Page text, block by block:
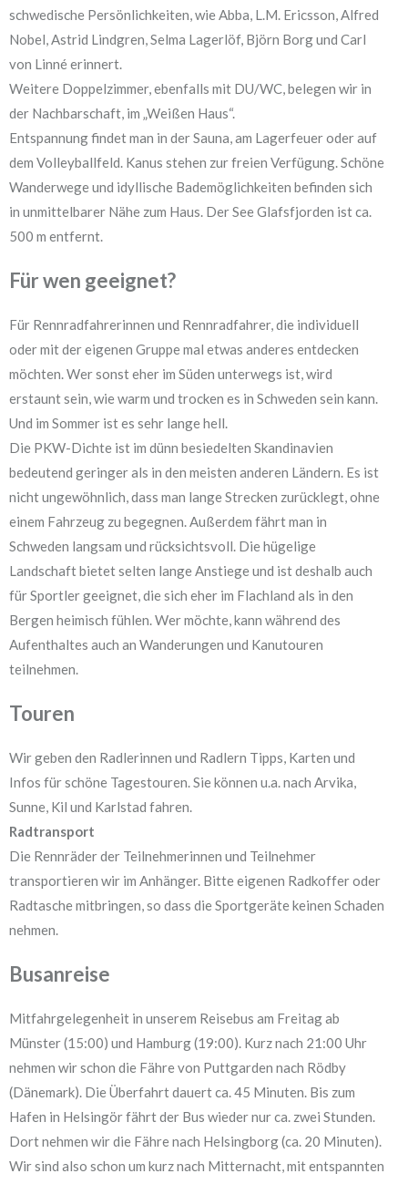
schwedische Persönlichkeiten, wie Abba, L.M. Ericsson, Alfred
Nobel, Astrid Lindgren, Selma Lagerlöf, Björn Borg und Carl
von Linné erinnert.
Weitere Doppelzimmer, ebenfalls mit DU/WC, belegen wir in
der Nachbarschaft, im „Weißen Haus“.
Entspannung findet man in der Sauna, am Lagerfeuer oder auf
dem Volleyballfeld. Kanus stehen zur freien Verfügung. Schöne
Wanderwege und idyllische Bademöglichkeiten befinden sich
in unmittelbarer Nähe zum Haus. Der See Glafsfjorden ist ca.
500 m entfernt.
Für wen geeignet?
Für Rennradfahrerinnen und Rennradfahrer, die individuell
oder mit der eigenen Gruppe mal etwas anderes entdecken
möchten. Wer sonst eher im Süden unterwegs ist, wird
erstaunt sein, wie warm und trocken es in Schweden sein kann.
Und im Sommer ist es sehr lange hell.
Die PKW-Dichte ist im dünn besiedelten Skandinavien
bedeutend geringer als in den meisten anderen Ländern. Es ist
nicht ungewöhnlich, dass man lange Strecken zurücklegt, ohne
einem Fahrzeug zu begegnen. Außerdem fährt man in
Schweden langsam und rücksichtsvoll. Die hügelige
Landschaft bietet selten lange Anstiege und ist deshalb auch
für Sportler geeignet, die sich eher im Flachland als in den
Bergen heimisch fühlen. Wer möchte, kann während des
Aufenthaltes auch an Wanderungen und Kanutouren
teilnehmen.
Touren
Wir geben den Radlerinnen und Radlern Tipps, Karten und
Infos für schöne Tagestouren. Sie können u.a. nach Arvika,
Sunne, Kil und Karlstad fahren.
Radtransport
Die Rennräder der Teilnehmerinnen und Teilnehmer
transportieren wir im Anhänger. Bitte eigenen Radkoffer oder
Radtasche mitbringen, so dass die Sportgeräte keinen Schaden
nehmen.
Busanreise
Mitfahrgelegenheit in unserem Reisebus am Freitag ab
Münster (15:00) und Hamburg (19:00). Kurz nach 21:00 Uhr
nehmen wir schon die Fähre von Puttgarden nach Rödby
(Dänemark). Die Überfahrt dauert ca. 45 Minuten. Bis zum
Hafen in Helsingör fährt der Bus wieder nur ca. zwei Stunden.
Dort nehmen wir die Fähre nach Helsingborg (ca. 20 Minuten).
Wir sind also schon um kurz nach Mitternacht, mit entspannten